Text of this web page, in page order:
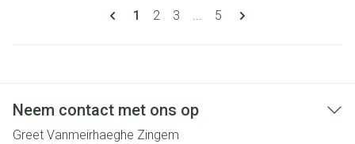
Pagina's
U lees momenteel pagina
1 Pagina
2 Pagina
3 ... Pagina
5
Neem contact met ons op
Greet Vanmeirhaeghe Zingem